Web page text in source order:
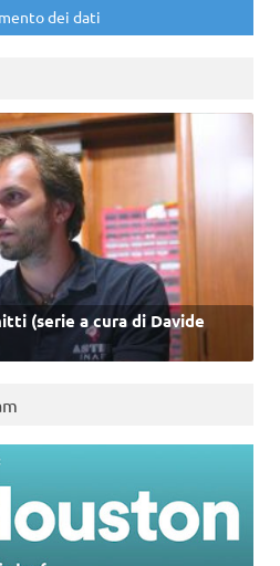
dei dati
(serie a cura di Davide